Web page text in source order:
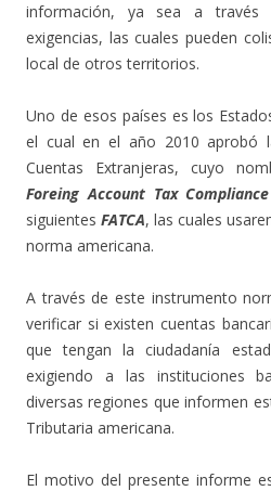
información, ya sea a través
exigencias, las cuales pueden
local de otros territorios.
Uno de esos países es los
el cual en el año 2010 aprobó
Cuentas Extranjeras, cuyo
Foreing Account Tax Compliance
siguientes FATCA, las cuales
norma americana.
A través de este instrumento
verificar si existen cuentas
que tengan la ciudadanía
exigiendo a las instituciones
diversas regiones que informen
Tributaria americana.
El motivo del presente informe